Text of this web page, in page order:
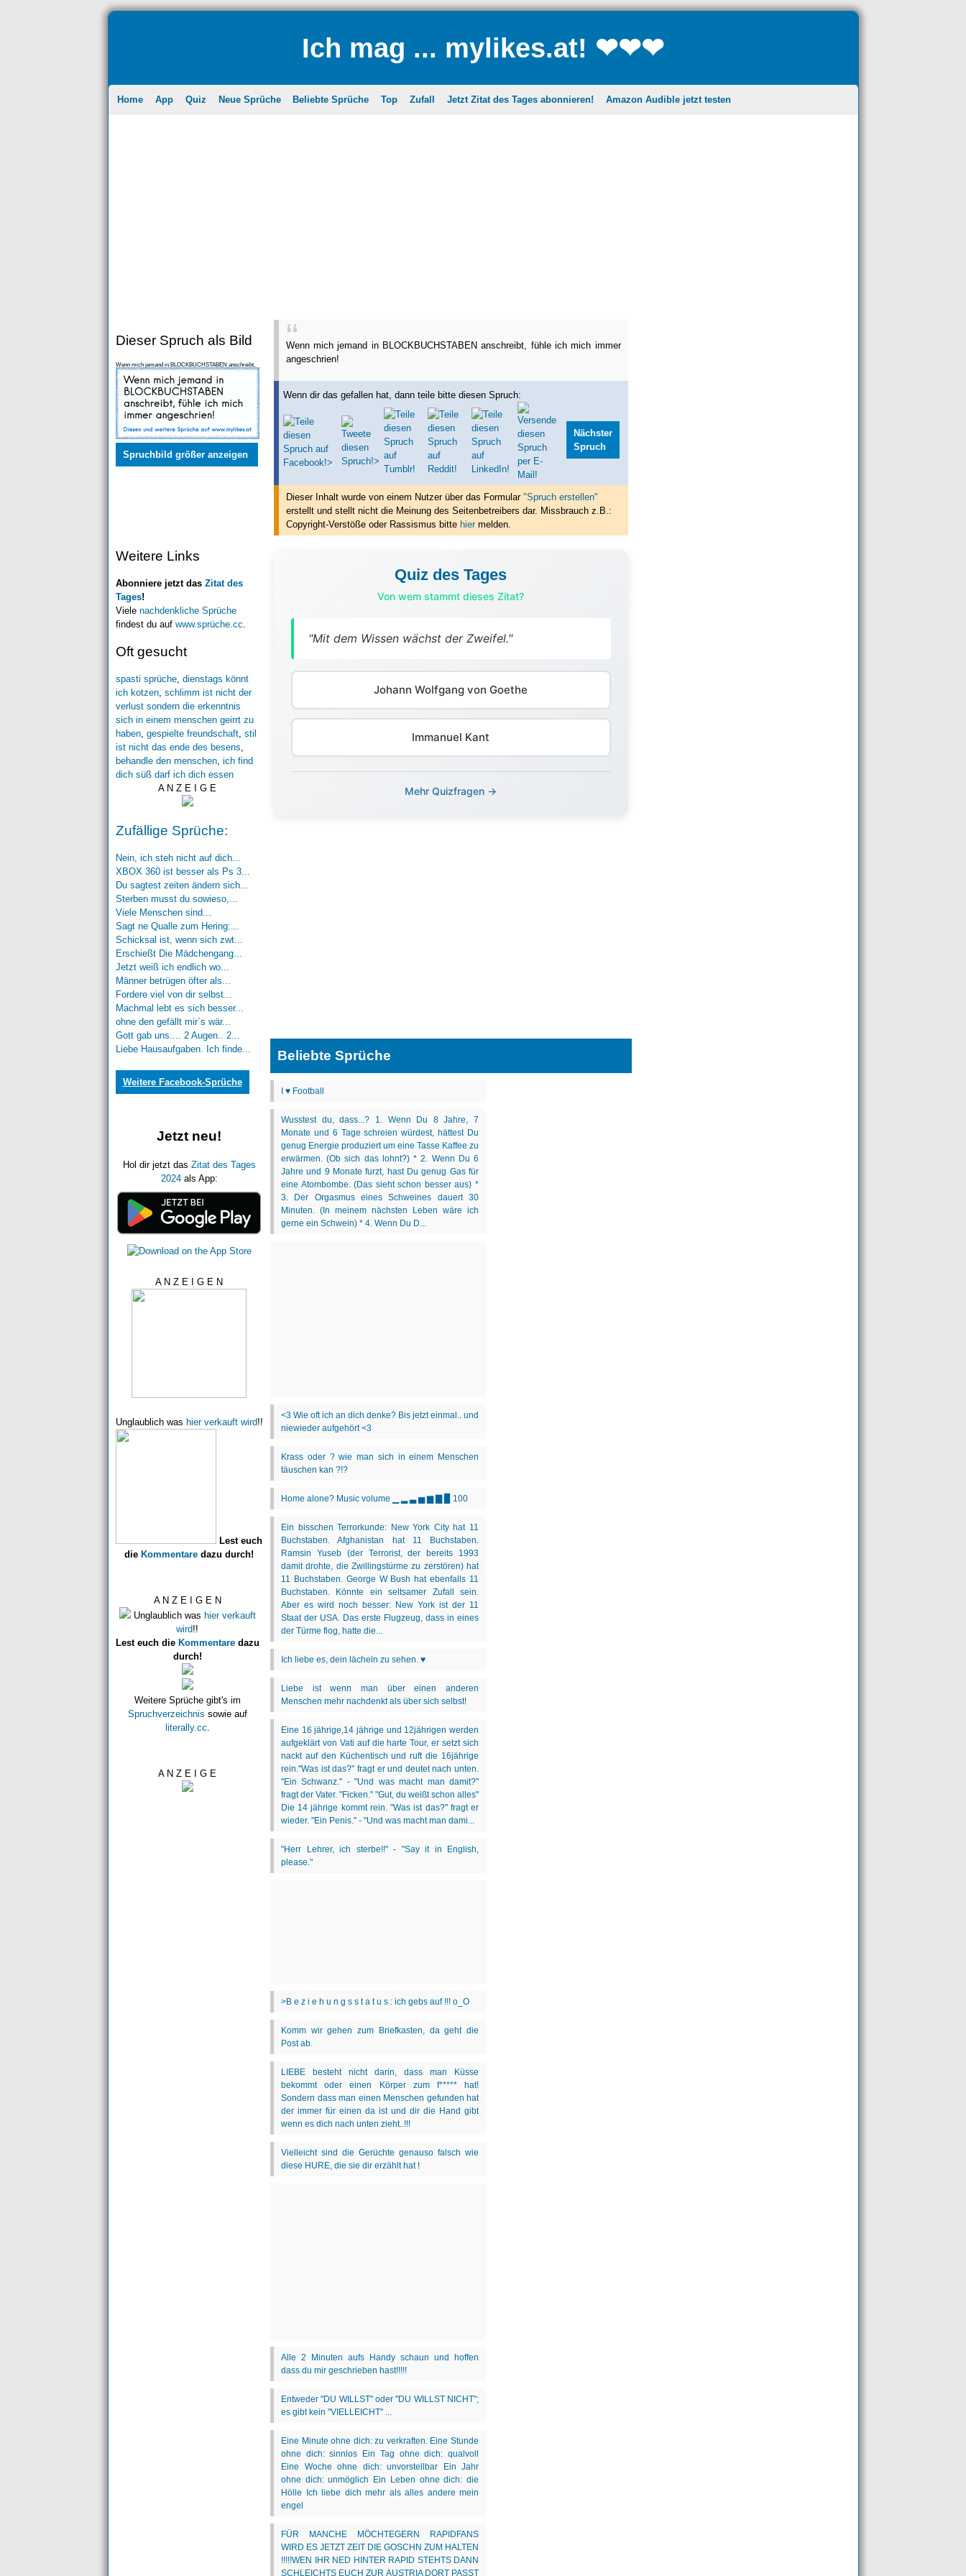
Ich mag ... mylikes.at! ❤❤❤
Home App Quiz Neue Sprüche Beliebte Sprüche Top Zufall Jetzt Zitat des Tages abonnieren! Amazon Audible jetzt testen
Dieser Spruch als Bild
Wenn mich jemand in BLOCKBUCHSTABEN anschreibt,
fühle ich mich immer angeschrien!
Spruchbild größer anzeigen
Weitere Links
Abonniere jetzt das Zitat des
Tages!
Viele nachdenkliche Sprüche
findest du auf www.sprüche.cc
Oft gesucht
spasti sprüche, dienstags könnt
ich kotzen, schlimm ist nicht der
verlust sondern die erkenntnis
sich in einem menschen geirrt zu
haben, gespielte freundschaft, stil
ist nicht das ende des besens,
behandle den menschen, ich find
dich süß darf ich dich essen
A N Z E I G E
Zufällige Sprüche:
Nein, ich steh nicht auf dich...
XBOX 360 ist besser als Ps 3...
Du sagtest zeiten ändern sich...
Sterben musst du sowieso,...
Viele Menschen sind...
Sagt ne Qualle zum Hering:...
Schicksal ist, wenn sich zwt...
Erschießt Die Mädchengang...
Jetzt weiß ich endlich wo...
Männer betrügen öfter als...
Fordere viel von dir selbst...
Machmal lebt es sich besser...
ohne den gefällt mir´s wär...
Gott gab uns.... 2 Augen.. 2...
Liebe Hausaufgaben. Ich finde...
Weitere Facebook-Sprüche
Jetzt neu!
Hol dir jetzt das Zitat des Tages
2024als App:
A N Z E I G E N
Unglaublich was hier verkauft wird!!
Lest euch
die Kommentare dazu durch!
A N Z E I G E N
Unglaublich was hier verkauft
wird!!
Lest euch die Kommentaredazu
durch!
Weitere Sprüche gibt's im
Spruchverzeichnis sowie auf
literally.cc
A N Z E I G E
Wenn mich jemand in BLOCKBUCHSTABEN anschreibt, fühle ich mich immer
angeschrien!
Wenn dir das gefallen hat, dann teile bitte diesen Spruch:
Nächster
Spruch
Dieser Inhalt wurde von einem Nutzer über das Formular "Spruch erstellen"
erstelltund stellt nicht die Meinung des Seitenbetreibers dar. Missbrauch z.B.:
Copyright-Verstöße oder Rassismus bitte hiermelden.
Quiz des Tages
Von wem stammt dieses Zitat?
"Mit dem Wissen wächst der Zweifel."
Johann Wolfgang von Goethe
Immanuel Kant
Mehr Quizfragen →
Beliebte Sprüche